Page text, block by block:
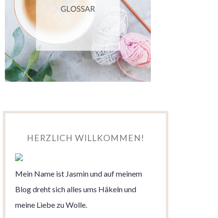
HERZLICH WILLKOMMEN!
Mein Name ist Jasmin und auf meinem
Blog dreht sich alles ums Häkeln und
meine Liebe zu Wolle.